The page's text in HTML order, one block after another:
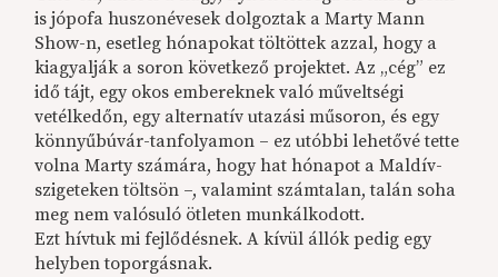
is jópofa huszonévesek dolgoztak a Marty Mann
Show-n, esetleg hónapokat töltöttek azzal, hogy a
kiagyalják a soron következő projektet. Az „cég” ez
idő tájt, egy okos embereknek való műveltségi
vetélkedőn, egy alternatív utazási műsoron, és egy
könnyűbúvár-tanfolyamon – ez utóbbi lehetővé tette
volna Marty számára, hogy hat hónapot a Maldív-
szigeteken töltsön –, valamint számtalan, talán soha
meg nem valósuló ötleten munkálkodott.
Ezt hívtuk mi fejlődésnek. A kívül állók pedig egy
helyben toporgásnak.